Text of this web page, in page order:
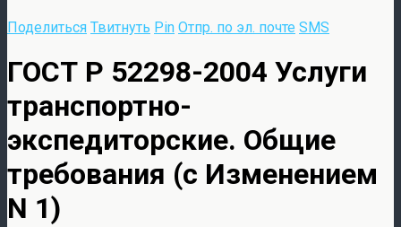
Поделиться Твитнуть Pin Отпр. по эл. почте SMS
ГОСТ Р 52298-2004 Услуги
транспортно-
экспедиторские. Общие
требования (с Изменением
N 1)